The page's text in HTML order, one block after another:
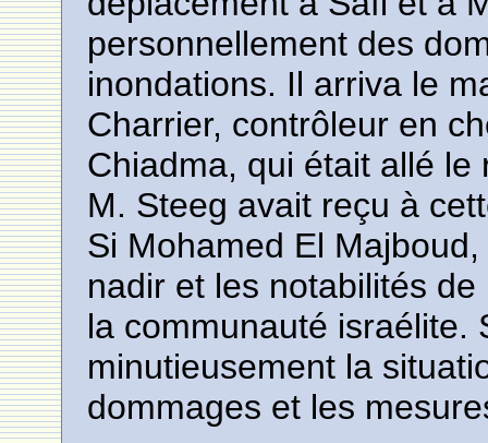
personnellement des
inondations. Il arriva le
Charrier, contrôleur en
Chiadma, qui était allé
M. Steeg avait reçu à
Si Mohamed El
nadir et les notabilités
la communauté israélite.
minutieusement la
dommages et les